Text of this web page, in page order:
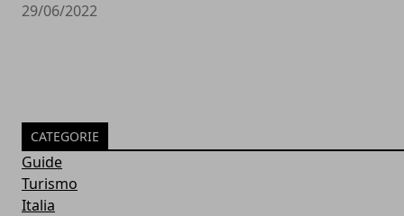
29/06/2022
CATEGORIE
Guide
Turismo
Italia